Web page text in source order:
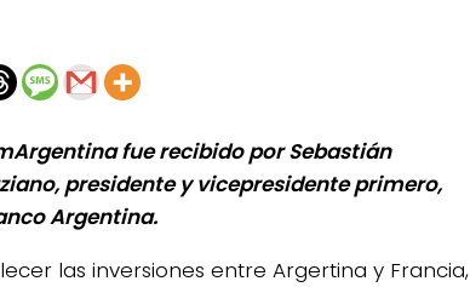
fue recibido por Sebastián
presidente y vicepresidente primero,
Argentina.
las inversiones entre Argertina y Francia,